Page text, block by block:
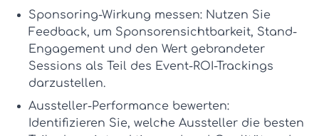
Sponsoring-Wirkung messen: Nutzen Sie
Feedback, um Sponsorensichtbarkeit, Stand-
Engagement und den Wert gebrandeter
Sessions als Teil des Event-ROI-Trackings
darzustellen.
Aussteller-Performance bewerten:
Identifizieren Sie, welche Aussteller die besten